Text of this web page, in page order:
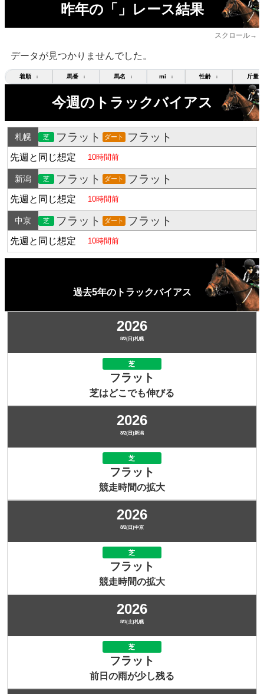
昨年の「」レース結果
スクロール→
データが見つかりませんでした。
着順 ↕ 馬番 ↕ 馬名 ↕ mi ↕ 性齢 ↕ 斤量
今週のトラックバイアス
札幌 芝 フラット ダート フラット
先週と同じ想定 10時間前
新潟 芝 フラット ダート フラット
先週と同じ想定 10時間前
中京 芝 フラット ダート フラット
先週と同じ想定 10時間前
過去5年のトラックバイアス
2026
8/2(日)札幌
芝
フラット
芝はどこでも伸びる
2026
8/2(日)新潟
芝
フラット
競走時間の拡大
2026
8/2(日)中京
芝
フラット
競走時間の拡大
2026
8/1(土)札幌
芝
フラット
前日の雨が少し残る